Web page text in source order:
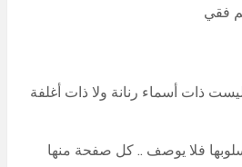
ذات أسماء رنانة ولا ذات أغلفة
فلا يوصف .. كل صفحة منها